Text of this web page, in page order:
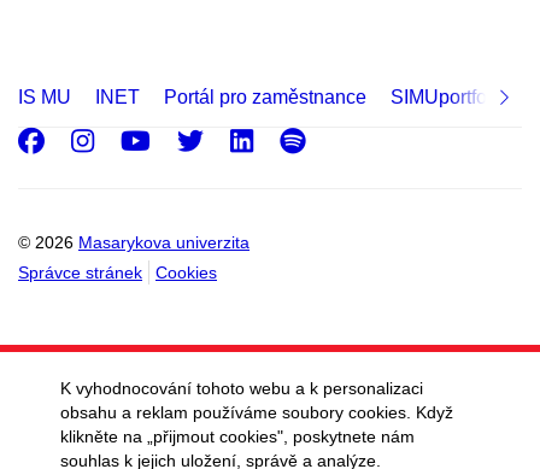
IS MU INET Portál pro zaměstnance SIMUportfolio
© 2026 Masarykova univerzita
Správce stránek
Cookies
Facebook
Instagram
Youtube
Twitter
LinkedIn
Spotify
K vyhodnocování tohoto webu a k personalizaci
obsahu a reklam používáme soubory cookies. Když
klikněte na „přijmout cookies", poskytnete nám
souhlas k jejich uložení, správě a analýze.